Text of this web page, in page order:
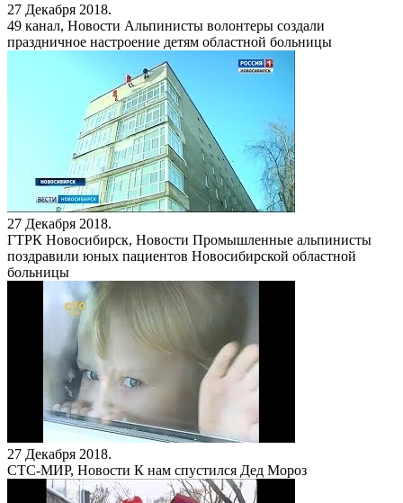
27 Декабря 2018.
49 канал, Новости Альпинисты волонтеры создали
праздничное настроение детям областной больницы
27 Декабря 2018.
ГТРК Новосибирск, Новости Промышленные альпинисты
поздравили юных пациентов Новосибирской областной
больницы
27 Декабря 2018.
СТС-МИР, Новости К нам спустился Дед Мороз